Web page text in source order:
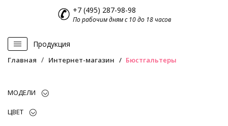
+7 (495) 287-98-98
По рабочим дням с 10 до 18 часов
Продукция
Главная Интернет-магазин Бюстгальтеры
МОДЕЛИ
ЦВЕТ